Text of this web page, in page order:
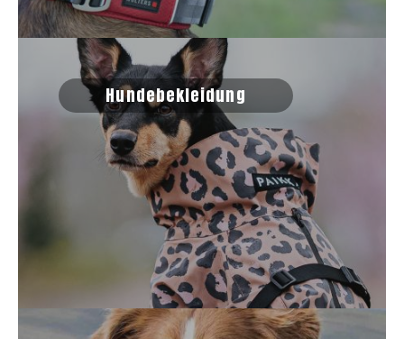
Hundebekleidung